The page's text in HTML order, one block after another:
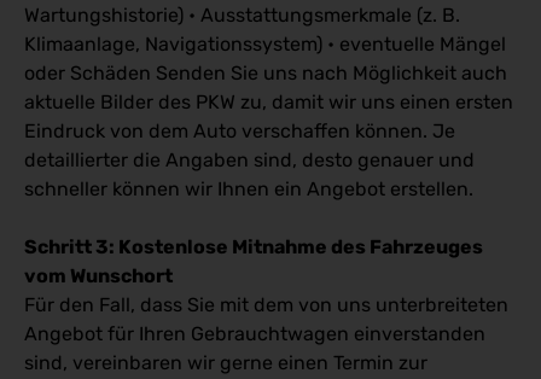
Wartungshistorie) • Ausstattungsmerkmale (z. B.
Klimaanlage, Navigationssystem) • eventuelle Mängel
oder Schäden Senden Sie uns nach Möglichkeit auch
aktuelle Bilder des PKW zu, damit wir uns einen ersten
Eindruck von dem Auto verschaffen können. Je
detaillierter die Angaben sind, desto genauer und
schneller können wir Ihnen ein Angebot erstellen.
Schritt 3: Kostenlose Mitnahme des Fahrzeuges
vom Wunschort
Für den Fall, dass Sie mit dem von uns unterbreiteten
Angebot für Ihren Gebrauchtwagen einverstanden
sind, vereinbaren wir gerne einen Termin zur